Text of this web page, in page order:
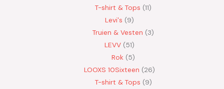
T-shirt & Tops 11
Levi's
9
Truien & Vesten
3
LEVV 51
Rok 5
LOOXS 10Sixteen
26
T-shirt & Tops 9